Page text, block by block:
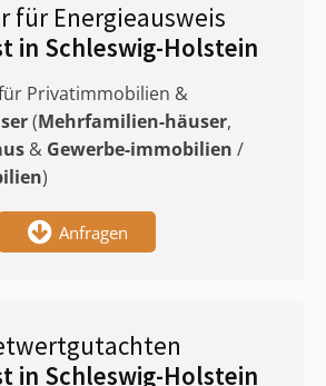
für Energieausweis
in Schleswig-Holstein
Privatimmobilien &
(Mehrfamilien-häuser,
& Gewerbe-immobilien /
)
Anfragen
in Schleswig-Holstein